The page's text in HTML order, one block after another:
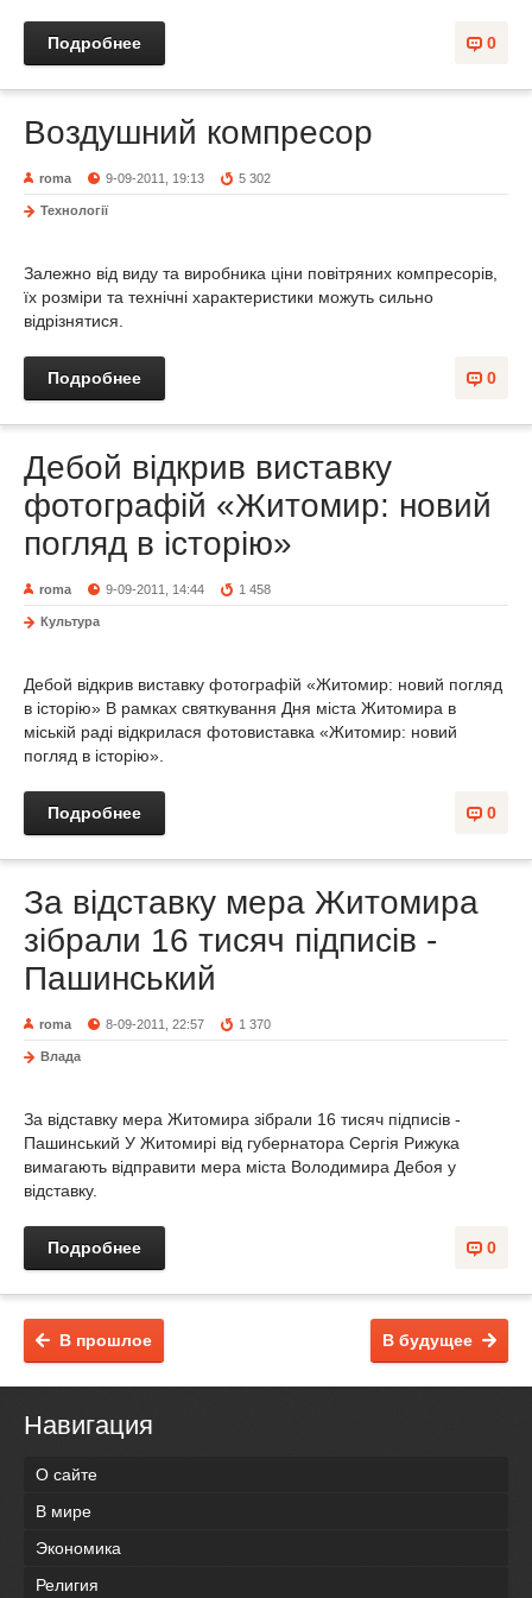
0
Подробнее
Воздушний компресор
roma 9-09-2011, 19:13 5 302
Технології
Залежно від виду та виробника ціни повітряних компресорів,
їх розміри та технічні характеристики можуть сильно
відрізнятися.
0
Подробнее
Дебой відкрив виставку
фотографій «Житомир: новий
погляд в історію»
roma 9-09-2011, 14:44 1 458
Культура
Дебой відкрив виставку фотографій «Житомир: новий погляд
в історію» В рамках святкування Дня міста Житомира в
міській раді відкрилася фотовиставка «Житомир: новий
погляд в історію».
0
Подробнее
За відставку мера Житомира
зібрали 16 тисяч підписів -
Пашинський
roma 8-09-2011, 22:57 1 370
Влада
За відставку мера Житомира зібрали 16 тисяч підписів -
Пашинський У Житомирі від губернатора Сергія Рижука
вимагають відправити мера міста Володимира Дебоя у
відставку.
0
Подробнее
В будущее
В прошлое
Навигация
О сайте
В мире
Экономика
Религия